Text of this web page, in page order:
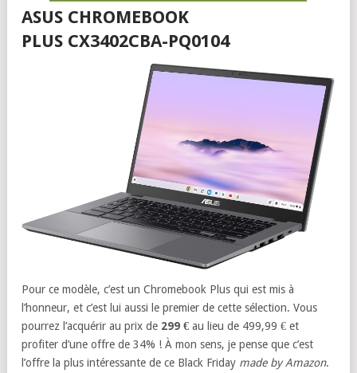
ASUS CHROMEBOOK
PLUS CX3402CBA-PQ0104
Pour ce modèle, c’est un Chromebook Plus qui est mis à
l’honneur, et c’est lui aussi le premier de cette sélection. Vous
pourrez l’acquérir au prix de 299 € au lieu de 499,99 € et
profiter d’une offre de 34% ! À mon sens, je pense que c’est
l’offre la plus intéressante de ce Black Friday made by Amazon.